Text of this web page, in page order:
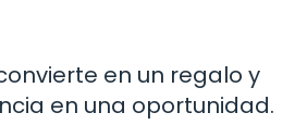
en un regalo y
en una oportunidad.